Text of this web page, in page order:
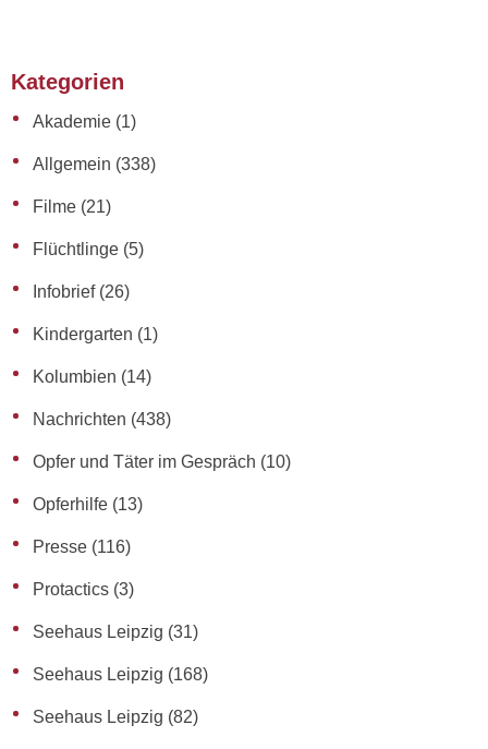
Kategorien
Akademie (1)
Allgemein (338)
Filme (21)
Flüchtlinge (5)
Infobrief(26)
Kindergarten (1)
Kolumbien (14)
Nachrichten (438)
Opfer und Täter im Gespräch (10)
Opferhilfe (13)
Presse (116)
Protactics (3)
Seehaus Leipzig (31)
Seehaus Leipzig (168)
Seehaus Leipzig (82)